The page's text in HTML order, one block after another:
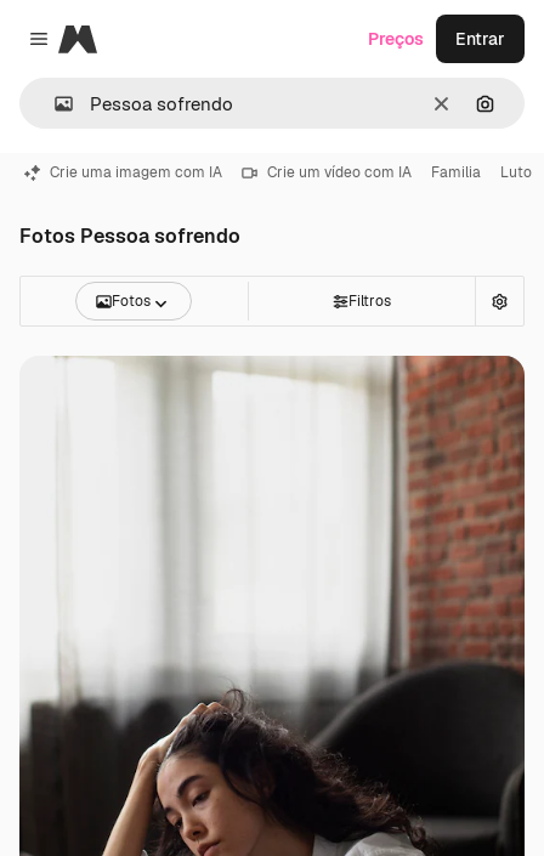
Close menu
Magnific
Limpar
Preços Entrar
Crie uma imagem com IA Crie um vídeo com IA Familia Luto
Fotos Pessoa sofrendo
Fotos Filtros